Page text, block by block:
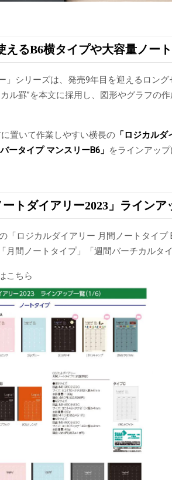
えるB6横タイプや大容量ノー
」シリーズは、発売9年目を迎えるロン
ル罫”を本文に採用し、図形やグラフの
置いて作業しやすい横長の 「ロジカル
ータイプ マンスリーB6」 をラインアップ
ートダイアリー2023」ライン
「ロジカルダイアリー 月間ノートタイ
月間ノートタイプ」「週間バーチカルタ
こちら